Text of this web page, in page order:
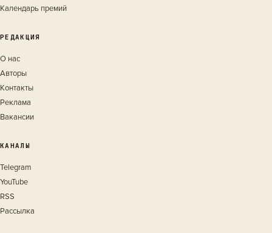
Календарь премий
РЕДАКЦИЯ
О нас
Авторы
Контакты
Реклама
Вакансии
КАНАЛЫ
Telegram
YouTube
RSS
Рассылка